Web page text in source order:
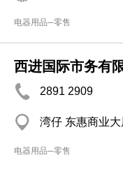
电器用品─零售
西进国际市务有
2891 2909
湾仔 东惠商业大
电器用品─零售